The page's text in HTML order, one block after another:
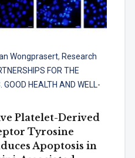
Wongprasert, Research
FOR THE
GOOD HEALTH AND WELL-
Platelet-Derived
Tyrosine
Apoptosis in